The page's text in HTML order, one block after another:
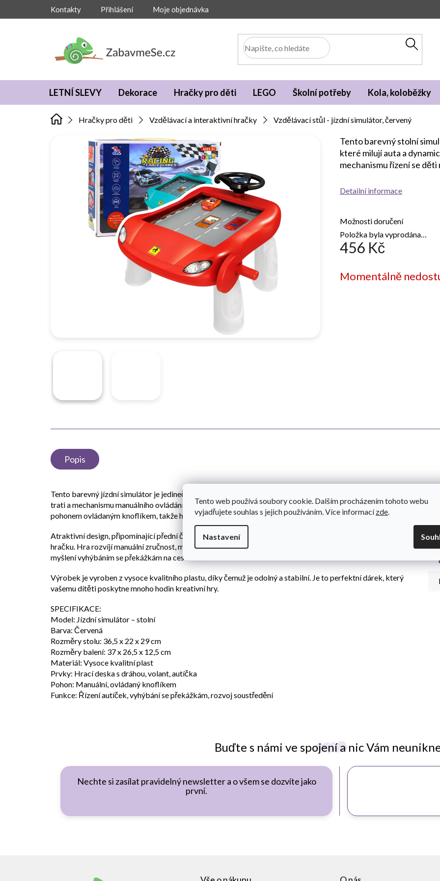
Tento web používá soubory cookie. Dalším procházením tohoto webu
vyjadřujete souhlas s jejich používáním. Více informacízde
Nastavení
Kontakty Přihlášení Moje objednávka
LETNÍ SLEVY Dekorace Hračky pro děti LEGO Školní potřeby Kola, koloběžky
Hračky pro děti Vzdělávací a interaktivní hračky Vzdělávací stůl - jízdní simulátor, červený
456 Kč
cena:
Momentálně
Možnosti doručení
Položka byla vyprodána…
Tento barevný stolní
které milují auta a
mechanismu řízení se
Detailní informace
Buďte s námi ve spojení a nic Vám
Nechte si zasílat pravidelný newsletter a o všem se dozvíte jako
první.
Popis
Tento barevný jízdní simulátor je jedinečnou hračkou pro děti, které milují auta a dynamické hraní. Díky volantu,
trati a mechanismu manuálního ovládání se děti mohou cítit jako skuteční řidiči. Auta jsou poháněna ručním
pohonem ovládaným knoflíkem, takže hra je zcela bezpečná a nevyžaduje baterie.
Atraktivní design, připomínající přední část sportovního vozu, a zářivé barvy dělají ze stolu okamžitě poutavou
hračku. Hra rozvíjí manuální zručnost, motorickou koordinaci, reflexy a soustředění a také učí děti logickému
myšlení vyhýbáním se překážkám na cestě.
Výrobek je vyroben z vysoce kvalitního plastu, díky čemuž je odolný a stabilní. Je to perfektní dárek, který
vašemu dítěti poskytne mnoho hodin kreativní hry.
SPECIFIKACE:
Model: Jízdní simulátor – stolní
Barva: Červená
Rozměry stolu: 36,5 x 22 x 29 cm
Rozměry balení: 37 x 26,5 x 12,5 cm
Materiál: Vysoce kvalitní plast
Prvky: Hrací deska s dráhou, volant, autíčka
Pohon: Manuální, ovládaný knoflíkem
Funkce: Řízení autíček, vyhýbání se překážkám, rozvoj soustředění